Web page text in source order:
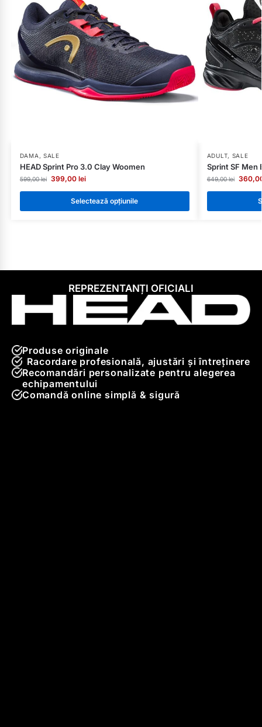
DAMA , SALE
HEAD Sprint Pro 3.0 Clay Woomen
599,00lei 399,00 lei
Selectează opțiunile
ADULT, SALE
Sprint SF Men
649,00lei
REPREZENTANȚI OFICIALI
Produse originale
Racordare profesională, ajustări și întreținere
Recomandări personalizate pentru alegerea
echipamentului
Comandă online simplă & sigură